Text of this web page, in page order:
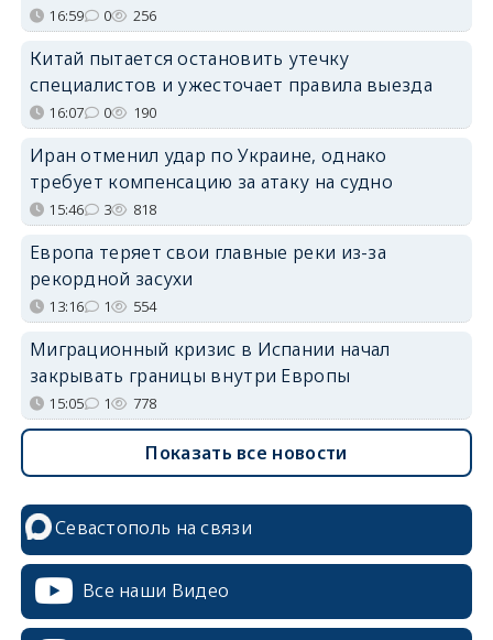
16:59 0 256
Китай пытается остановить утечку
специалистов и ужесточает правила выезда
16:07 0 190
Иран отменил удар по Украине, однако
требует компенсацию за атаку на судно
15:46 3 818
Европа теряет свои главные реки из-за
рекордной засухи
13:16 1 554
Миграционный кризис в Испании начал
закрывать границы внутри Европы
15:05 1 778
Показать все новости
Севастополь на связи
Все наши Видео